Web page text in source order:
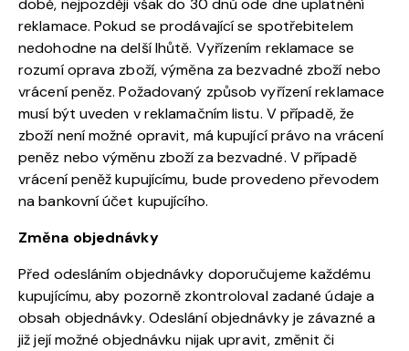
době, nejpozději však do 30 dnů ode dne uplatnění
reklamace. Pokud se prodávající se spotřebitelem
nedohodne na delší lhůtě. Vyřízením reklamace se
rozumí oprava zboží, výměna za bezvadné zboží nebo
vrácení peněz. Požadovaný způsob vyřízení reklamace
musí být uveden v reklamačním listu. V případě, že
zboží není možné opravit, má kupující právo na vrácení
peněz nebo výměnu zboží za bezvadné. V případě
vrácení peněž kupujícímu, bude provedeno převodem
na bankovní účet kupujícího.
Změna objednávky
Před odesláním objednávky doporučujeme každému
kupujícímu, aby pozorně zkontroloval zadané údaje a
obsah objednávky. Odeslání objednávky je závazné a
již její možné objednávku nijak upravit, změnit či